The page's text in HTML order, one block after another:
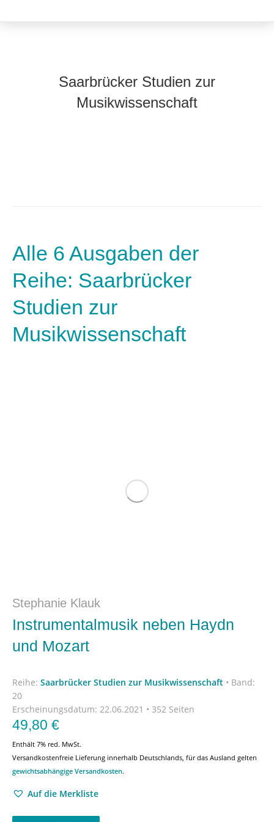
Saarbrücker Studien zur
Musikwissenschaft
Alle 6 Ausgaben der
Reihe: Saarbrücker
Studien zur
Musikwissenschaft
Stephanie Klauk
Instrumentalmusik neben Haydn
und Mozart
Reihe: Saarbrücker Studien zur Musikwissenschaft • Band:
20
Erscheinungsdatum: 22.06.2021 • 352 Seiten
49,80 €
Enthält 7% red. MwSt.
Versandkostenfreie Lieferung innerhalb Deutschlands, für das Ausland gelten
gewichtsabhängige Versandkosten.
Auf die Merkliste